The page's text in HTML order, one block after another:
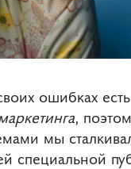
ошибках
,
мы
специальной